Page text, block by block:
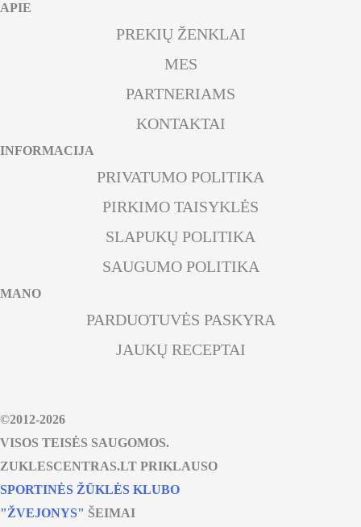
APIE
PREKIŲ ŽENKLAI
MES
PARTNERIAMS
KONTAKTAI
INFORMACIJA
PRIVATUMO POLITIKA
PIRKIMO TAISYKLĖS
SLAPUKŲ POLITIKA
SAUGUMO POLITIKA
MANO
PARDUOTUVĖS PASKYRA
JAUKŲ RECEPTAI
©2012-2026
VISOS TEISĖS SAUGOMOS.
ZUKLESCENTRAS.LT PRIKLAUSO
SPORTINĖS ŽŪKLĖS KLUBO
"ŽVEJONYS" ŠEIMAI